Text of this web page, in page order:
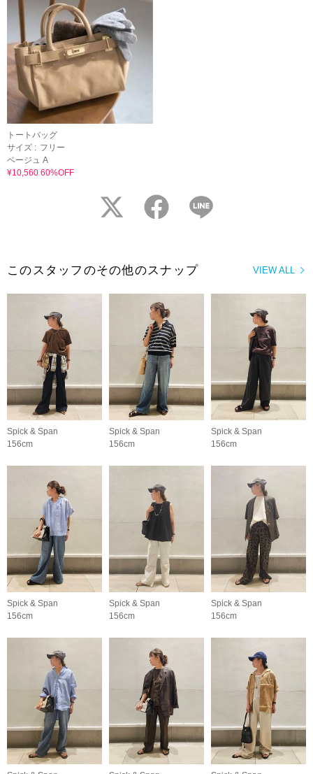
トートバッグ
サイズ : フリー
ベージュ A
¥10,560 60%OFF
twitter facebook
VIEW ALL
このスタッフのその他のスナップ
Spick & Span
156cm
Spick & Span
156cm
Spick & Span
156cm
Spick & Span
156cm
Spick & Span
156cm
Spick & Span
156cm